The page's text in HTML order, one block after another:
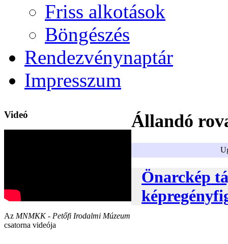
Friss alkotások
Böngészés
Rendezvénynaptár
Impresszum
Videó
Az MNMKK - Petőfi Irodalmi Múzeum
csatorna videója
Állandó
Önarckép